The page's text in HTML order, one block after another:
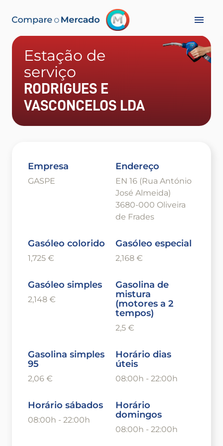
Estação de
serviço
RODRIGUES E
VASCONCELOS LDA
Empresa
GASPE
Endereço
EN 16 (Rua António
José Almeida)
3680-000 Oliveira
de Frades
Gasóleo colorido
1,725 €
Gasóleo especial
2,168 €
Gasóleo simples
2,148 €
Gasolina de
mistura
(motores a 2
tempos)
2,5 €
Gasolina simples
95
2,06 €
Horário dias
úteis
08:00h - 22:00h
Horário sábados
08:00h - 22:00h
Horário
domingos
08:00h - 22:00h